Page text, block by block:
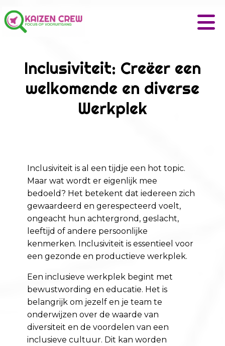
Inclusiviteit: Creëer een
welkomende en diverse
Werkplek
Inclusiviteit is al een tijdje een hot topic.
Maar wat wordt er eigenlijk mee
bedoeld? Het betekent dat iedereen zich
gewaardeerd en gerespecteerd voelt,
ongeacht hun achtergrond, geslacht,
leeftijd of andere persoonlijke
kenmerken. Inclusiviteit is essentieel voor
een gezonde en productieve werkplek.
Een inclusieve werkplek begint met
bewustwording en educatie. Het is
belangrijk om jezelf en je team te
onderwijzen over de waarde van
diversiteit en de voordelen van een
inclusieve cultuur. Dit kan worden